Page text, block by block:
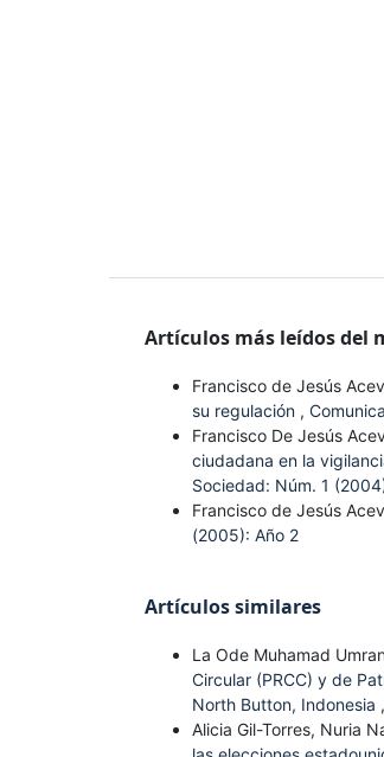
Artículos más leídos del
Francisco de Jesús
su regulación ,
Francisco De Jesús
ciudadana en la
Sociedad: Núm. 1
Francisco de Jesús
(2005): Año 2
Artículos similares
La Ode Muhamad
Circular (PRCC) y de
North Button, Indonesia ,
Alicia Gil-Torres, Nuria